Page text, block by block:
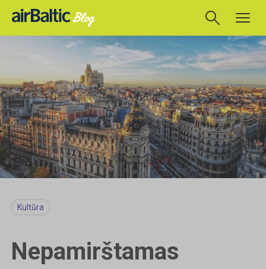
Kultūra
Nepamirštamas